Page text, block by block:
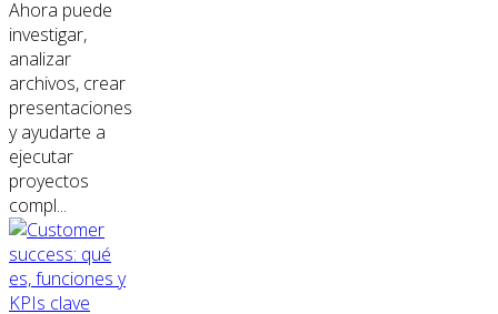
Ahora puede
investigar,
analizar
archivos, crear
presentaciones
y ayudarte a
ejecutar
proyectos
compl...